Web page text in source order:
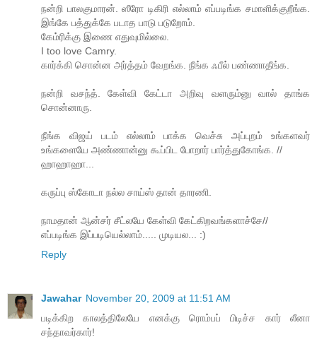
நன்றி பாலகுமாரன். ஸீரோ டிகிரி எல்லாம் எப்படிங்க சமாளிக்குறீங்க.
இங்கே பத்துக்கே படாத பாடு படுறோம்.
கேம்ரிக்கு இணை எதுவுமில்லை.
I too love Camry.
கார்க்கி சொன்ன அர்த்தம் வேறங்க. நீங்க ஃபீல் பண்ணாதீங்க.
நன்றி வசந்த். கேள்வி கேட்டா அறிவு வளரும்னு வால் தாங்க
சொன்னாரு.
நீங்க விஜய் படம் எல்லாம் பாக்க வெச்சு அப்புறம் உங்களவர்
உங்களையே அண்ணான்னு கூப்பிட போறார் பார்த்துகோங்க. //
ஹாஹாஹா...
கருப்பு ஸ்கோடா நல்ல சாய்ஸ் தான் தாரணி.
நாமதான் ஆன்சர் சீட்லயே கேள்வி கேட்கிறவங்களாச்சே//
எப்படிங்க இப்படியெல்லாம்..... முடியல... :)
Reply
Jawahar November 20, 2009 at 11:51 AM
படிக்கிற காலத்திலேயே எனக்கு ரொம்பப் பிடிச்ச கார் லீனா
சந்தாவர்கார்!